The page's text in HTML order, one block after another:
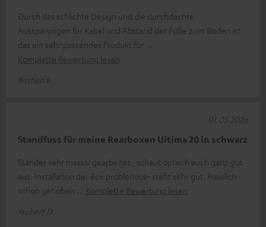
Durch das schlichte Design und die durchdachte
Aussparungen für Kabel und Abstand der Füße zum Boden ist
das ein sehr passendes Produkt für
Komplette Bewertung lesen
Bastian B.
Standfuss für meine Rearboxen Ultima 20 in schwarz
Ständer sehr massiv gearbeitet , schaut optisch auch ganz gut
aus. Installation der Box problemlos- steht sehr gut. Preislich
schon gehoben
Komplette Bewertung lesen
Hubert D.
01.05.2026